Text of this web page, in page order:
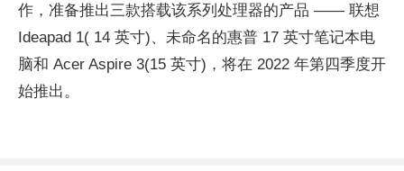
作，准备推出三款搭载该系列处理器的产品 —— 联想
Ideapad 1( 14 英寸)、未命名的惠普 17 英寸笔记本电
脑和 Acer Aspire 3(15 英寸)，将在 2022 年第四季度开
始推出。